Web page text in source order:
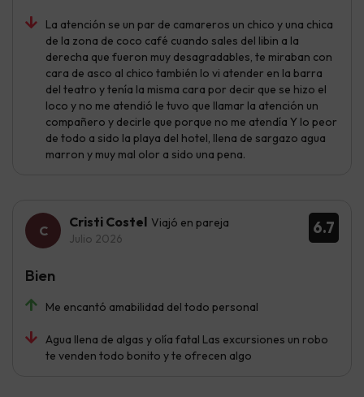
La atención se un par de camareros un chico y una chica
de la zona de coco café cuando sales del libin a la
derecha que fueron muy desagradables, te miraban con
cara de asco al chico también lo vi atender en la barra
del teatro y tenía la misma cara por decir que se hizo el
loco y no me atendió le tuvo que llamar la atención un
compañero y decirle que porque no me atendía Y lo peor
de todo a sido la playa del hotel, llena de sargazo agua
marron y muy mal olor a sido una pena.
6.7
Cristi Costel Viajó en pareja
Julio 2026
Me encantó amabilidad del todo personal
Agua llena de algas y olía fatal Las excursiones un robo
te venden todo bonito y te ofrecen algo
Bien